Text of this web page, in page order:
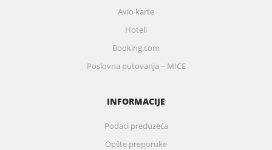
Avio karte
Hoteli
Booking.com
Poslovna putovanja – MICE
INFORMACIJE
Podaci preduzeća
Opšte preporuke